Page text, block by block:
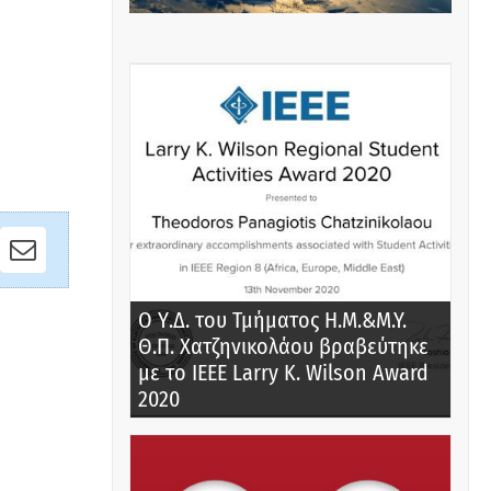
Email
Ο Υ.Δ. του Τμήματος Η.Μ.&M.Y.
Θ.Π. Χατζηνικολάου βραβεύτηκε
με το IEEE Larry K. Wilson Award
2020